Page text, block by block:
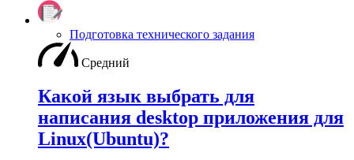
Подготовка технического задания
Средний
Какой язык выбрать для
написания desktop приложения для
Linux(Ubuntu)?